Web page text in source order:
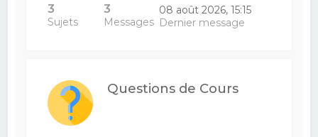
3
Sujets
3
Messages
08 août 2026, 15:15
Dernier message
Questions de Cours